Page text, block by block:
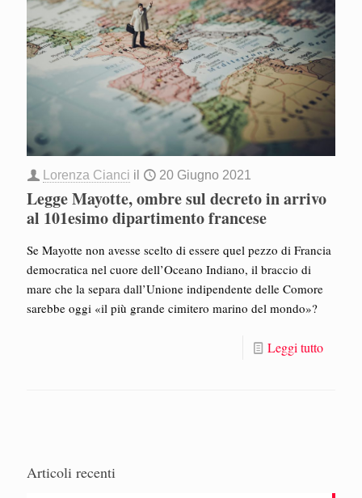
Lorenza Cianci il 20 Giugno 2021
Legge Mayotte, ombre sul decreto in arrivo
al 101esimo dipartimento francese
Se Mayotte non avesse scelto di essere quel pezzo di Francia
democratica nel cuore dell’Oceano Indiano, il braccio di
mare che la separa dall’Unione indipendente delle Comore
sarebbe oggi «il più grande cimitero marino del mondo»?
Leggi tutto
Articoli recenti